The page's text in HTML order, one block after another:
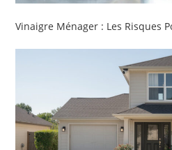
Vinaigre Ménager : Les Risques